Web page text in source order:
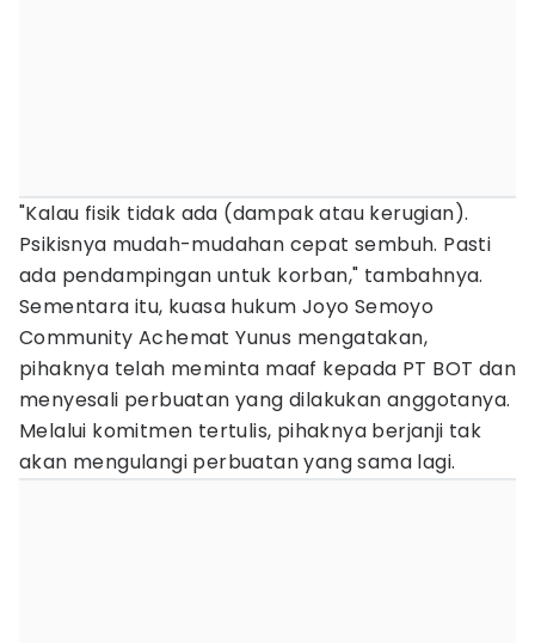
"Kalau fisik tidak ada (dampak atau kerugian).
Psikisnya mudah-mudahan cepat sembuh. Pasti
ada pendampingan untuk korban," tambahnya.
Sementara itu, kuasa hukum Joyo Semoyo
Community Achemat Yunus mengatakan,
pihaknya telah meminta maaf kepada PT BOT dan
menyesali perbuatan yang dilakukan anggotanya.
Melalui komitmen tertulis, pihaknya berjanji tak
akan mengulangi perbuatan yang sama lagi.